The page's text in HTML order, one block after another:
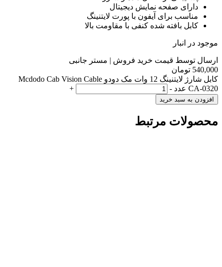
دارای صفحه نمایش دیجیتال
مناسب برای آیفون با پورت لایتنینگ
کابل بافته شده کنفی با مقاومت بالا
موجود در انبار
ارسال توسط قیمت خرید فروش | مستر جانبی
540,000 تومان
کابل شارژ لایتنینگ 12 وات مک دودو Mcdodo Cab Vision Cable
CA-0320 عدد
-
+
افزودن به سبد خرید
محصولات مرتبط